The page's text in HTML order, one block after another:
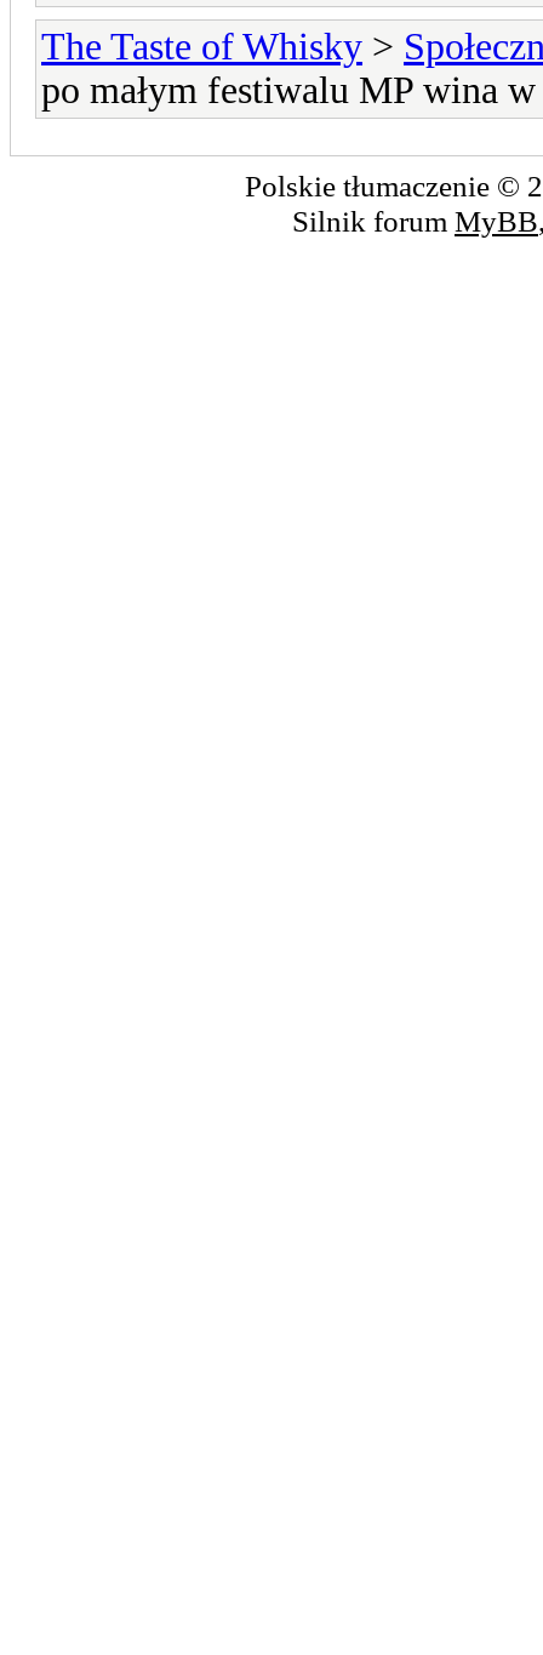
The Taste of Whisky >
po małym festiwalu MP wina
Polskie tłumaczenie ©
Silnik forum MyBB